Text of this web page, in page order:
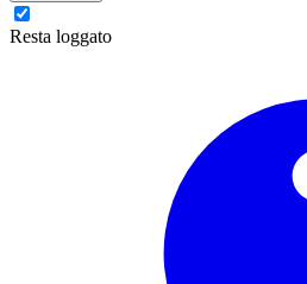
Resta loggato